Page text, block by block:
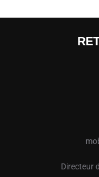
Directeur